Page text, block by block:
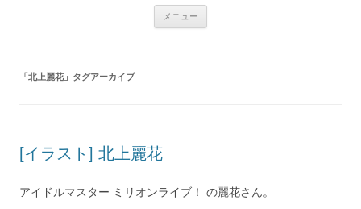
メニュー
「北上麗花」タグアーカイブ
[イラスト] 北上麗花
アイドルマスター ミリオンライブ！ の麗花さん。